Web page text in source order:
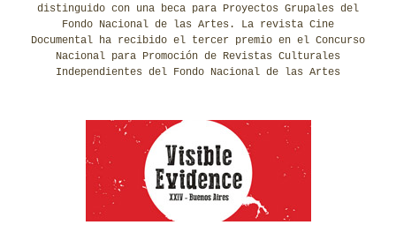
distinguido con una beca para Proyectos Grupales del
Fondo Nacional de las Artes. La revista Cine
Documental ha recibido el tercer premio en el Concurso
Nacional para Promoción de Revistas Culturales
Independientes del Fondo Nacional de las Artes